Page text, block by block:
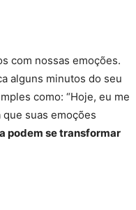
com nossas emoções.
alguns minutos do seu
como: “Hoje, eu me
suas emoções
podem se transformar